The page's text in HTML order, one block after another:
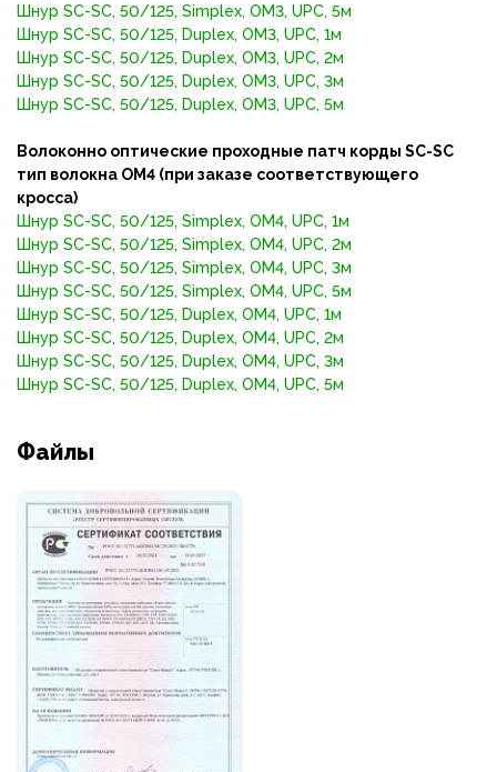
Шнур SC-SC, 50/125, Simplex, OM3, UPC, 5м
Шнур SC-SC, 50/125, Duplex, OM3, UPC, 1м
Шнур SC-SC, 50/125, Duplex, OM3, UPC, 2м
Шнур SC-SC, 50/125, Duplex, OM3, UPC, 3м
Шнур SC-SC, 50/125, Duplex, OM3, UPC, 5м
Волоконно оптические проходные патч корды SC-SC
тип волокна OM4 (при заказе соответствующего
кросса)
Шнур SC-SC, 50/125, Simplex, OM4, UPC, 1м
Шнур SC-SC, 50/125, Simplex, OM4, UPC, 2м
Шнур SC-SC, 50/125, Simplex, OM4, UPC, 3м
Шнур SC-SC, 50/125, Simplex, OM4, UPC, 5м
Шнур SC-SC, 50/125, Duplex, OM4, UPC, 1м
Шнур SC-SC, 50/125, Duplex, OM4, UPC, 2м
Шнур SC-SC, 50/125, Duplex, OM4, UPC, 3м
Шнур SC-SC, 50/125, Duplex, OM4, UPC, 5м
Файлы